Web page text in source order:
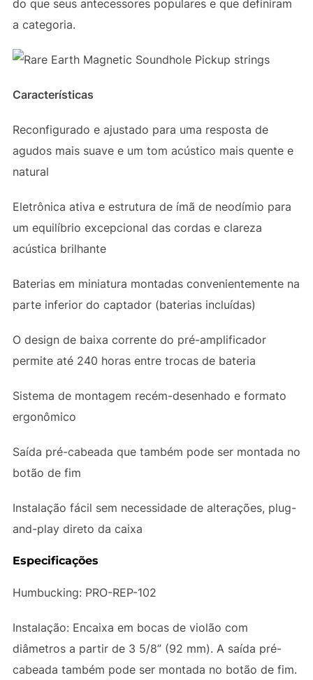
do que seus antecessores populares e que definiram
a categoria.
Características
Reconfigurado e ajustado para uma resposta de
agudos mais suave e um tom acústico mais quente e
natural
Eletrônica ativa e estrutura de ímã de neodímio para
um equilíbrio excepcional das cordas e clareza
acústica brilhante
Baterias em miniatura montadas convenientemente na
parte inferior do captador (baterias incluídas)
O design de baixa corrente do pré-amplificador
permite até 240 horas entre trocas de bateria
Sistema de montagem recém-desenhado e formato
ergonômico
Saída pré-cabeada que também pode ser montada no
botão de fim
Instalação fácil sem necessidade de alterações, plug-
and-play direto da caixa
Especificações
Humbucking: PRO-REP-102
Instalação: Encaixa em bocas de violão com
diâmetros a partir de 3 5/8” (92 mm). A saída pré-
cabeada também pode ser montada no botão de fim.